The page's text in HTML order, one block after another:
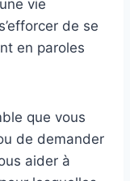
vie
de se
en paroles
que vous
de demander
aider à